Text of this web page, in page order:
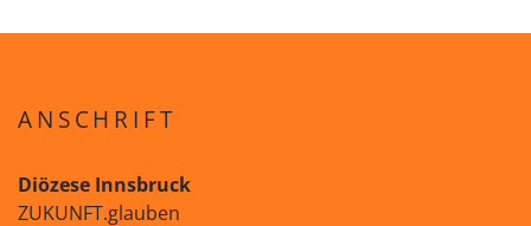
ANSCHRIFT
Diözese Innsbruck
ZUKUNFT.glauben